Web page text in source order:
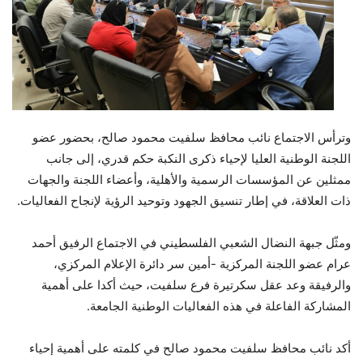
وترأس الاجتماع نائب محافظ سلفيت محمود صالح، بحضور عضو
اللجنة الوطنية العليا لإحياء ذكرى النكبة حكم قدري، إلى جانب
ممثلين عن المؤسسات الرسمية والأهلية، وأعضاء اللجنة والجهات
ذات العلاقة، في إطار تنسيق الجهود وتوحيد الرؤية لإنجاح الفعاليات.
ومثّل جبهة النضال الشعبي الفلسطيني في الاجتماع الرفيق أحمد
عرام عضو اللجنة المركزية -أمين سر دائرة الإعلام المركزي،
والرفيقة وعد عقل سكرتيرة فرع سلفيت، حيث أكدا على أهمية
المشاركة الفاعلة في هذه الفعاليات الوطنية الجامعة.
أكد نائب محافظ سلفيت محمود صالح في كلمته على أهمية إحياء